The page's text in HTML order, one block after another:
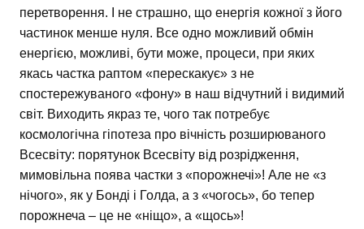
перетворення. І не страшно, що енергія кожної з його
частинок менше нуля. Все одно можливий обмін
енергією, можливі, бути може, процеси, при яких
якась частка раптом «перескакує» з не
спостережуваного «фону» в наш відчутний і видимий
світ. Виходить якраз те, чого так потребує
космологічна гіпотеза про вічність розширюваного
Всесвіту: порятунок Всесвіту від розрідження,
мимовільна поява частки з «порожнечі»! Але не «з
нічого», як у Бонді і Голда, а з «чогось», бо тепер
порожнеча – це не «ніщо», а «щось»!